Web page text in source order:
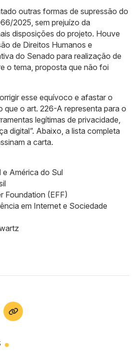
outras formas de supressão do
2025, sem prejuízo da
disposições do projeto. Houve
de Direitos Humanos e
do Senado para realização de
o tema, proposta que não foi
esse equívoco e afastar o
que o art. 226-A representa para o
legítimas de privacidade,
digital”. Abaixo, a lista completa
a carta.
e América do Sul
Foundation (EFF)
em Internet e Sociedade